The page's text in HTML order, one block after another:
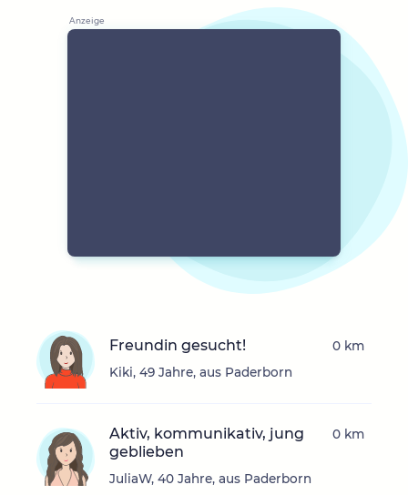
Freundin gesucht!
Kiki, 49 Jahre, aus Paderborn
0 km
Aktiv, kommunikativ, jung
geblieben
JuliaW, 40 Jahre, aus Paderborn
0 km